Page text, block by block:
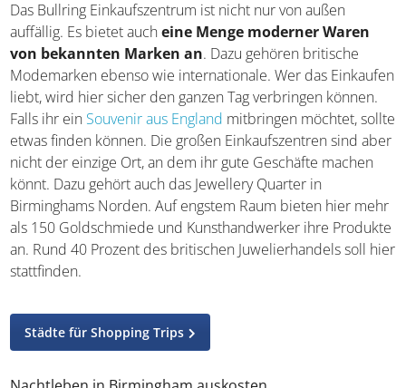
auffällig. Es bietet aucheine Menge moderner Waren
von bekannten Marken an. Dazu gehören britische
Modemarken ebenso wie internationale. Wer das
Einkaufen liebt, wird hier sicher den ganzen Tag
verbringen können. Falls ihr einSouvenir aus England
mitbringen möchtet, sollte etwas finden können. Die
großen Einkaufszentren sind aber nicht der einzige Ort,
an dem ihr gute Geschäfte machen könnt. Dazu gehört
auch das Jewellery Quarter in Birminghams Norden. Auf
engstem Raum bieten hier mehr als 150 Goldschmiede
und Kunsthandwerker ihre Produkte an. Rund 40 Prozent
des britischen Juwelierhandels soll hier stattfinden.
Städte für Shopping Trips